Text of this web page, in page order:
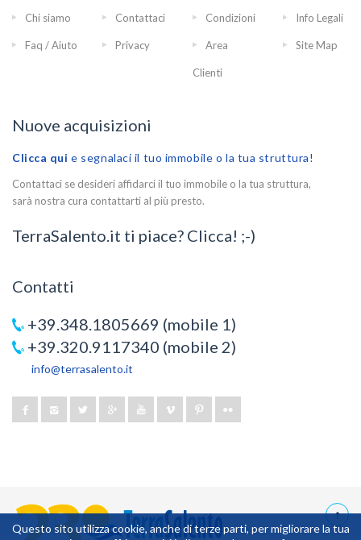
Chi siamo Contattaci Condizioni Info Legali
Faq / Aiuto Privacy Area
Clienti
Site Map
Nuove acquisizioni
Clicca qui e segnalaci il tuo immobile o la tua struttura!
Contattaci se desideri affidarci il tuo immobile o la tua struttura,
sarà nostra cura contattarti al più presto.
TerraSalento.it ti piace? Clicca! ;-)
Contatti
+39.348.1805669 (mobile 1)
+39.320.9117340 (mobile 2)
info@terrasalento.it
Questo sito utilizza cookie, anche di terze parti, per migliorare la tua